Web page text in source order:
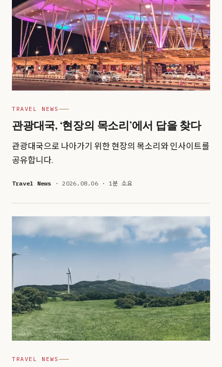
TRAVEL NEWS
관광대국, ‘현장의 목소리’에서 답을 찾다
관광대국으로 나아가기 위한 현장의 목소리와 인사이트를
공유합니다.
Travel News · 2026.08.06 · 1분 소요
TRAVEL NEWS